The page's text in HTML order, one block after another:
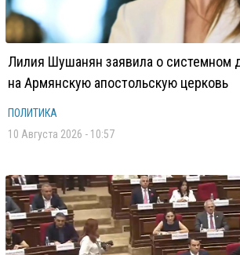
Лилия Шушанян заявила о системном
на Армянскую апостольскую церковь
ПОЛИТИКА
10 Августа 2026 - 10:57